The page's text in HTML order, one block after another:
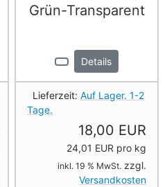
Grün-Transparent
Details
Lieferzeit: Auf Lager. 1-2
Tage.
18,00 EUR
24,01 EUR pro kg
inkl. 19 % MwSt. zzgl.
Versandkosten